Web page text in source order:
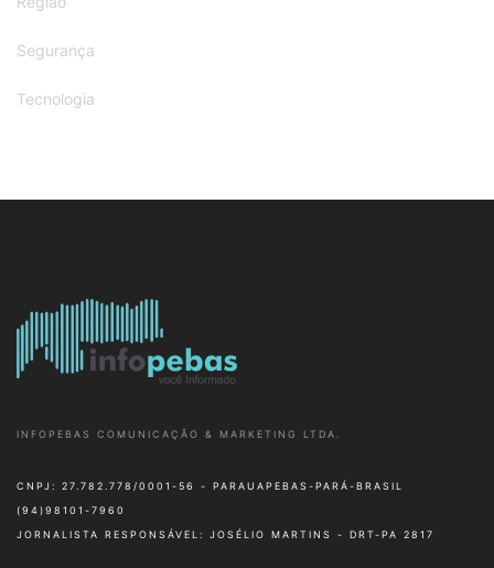
Segurança
Tecnologia
INFOPEBAS COMUNICAÇÃO & MARKETING LTDA.
CNPJ: 27.782.778/0001-56 - PARAUAPEBAS-PARÁ-BRASIL
(94)98101-7960
JORNALISTA RESPONSÁVEL: JOSÉLIO MARTINS - DRT-PA 2817